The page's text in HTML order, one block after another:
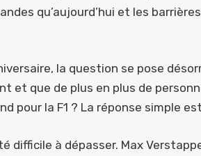
qu’aujourd’hui et les
la question se pose
et que de plus en plus de
pour la F1 ? La réponse simple
difficile à dépasser. Max